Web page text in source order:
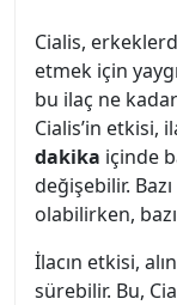
Cialis,
etmek için
bu ilaç ne
Cialis’in etkisi,
dakika içinde
değişebilir.
olabilirken,
İlacın etkisi,
sürebilir. Bu,